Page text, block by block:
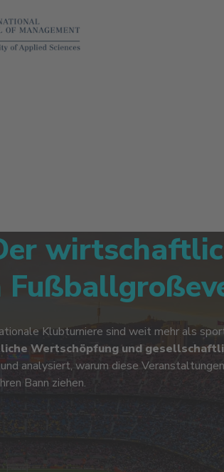
Klubturniere sind weit mehr als
Wertschöpfung und
analysiert, warum diese
Bann ziehen.